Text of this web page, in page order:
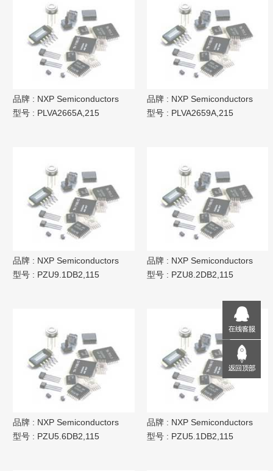
品牌 : NXP Semiconductors
型号 : PLVA2665A,215
品牌 : NXP Semiconductors
型号 : PLVA2659A,215
品牌 : NXP Semiconductors
型号 : PZU9.1DB2,115
品牌 : NXP Semiconductors
型号 : PZU8.2DB2,115
品牌 : NXP Semiconductors
型号 : PZU5.6DB2,115
品牌 : NXP Semiconductors
型号 : PZU5.1DB2,115